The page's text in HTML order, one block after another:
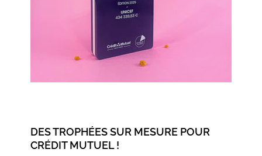
DES TROPHÉES SUR MESURE POUR
CRÉDIT MUTUEL !